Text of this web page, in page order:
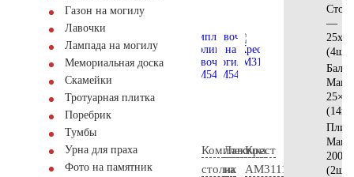
Газон на могилу
Лавочки
Лампада на могилу
Мемориальная доска
Скамейки
Тротуарная плитка
Поребрик
Тумбы
Урна для праха
Фото на памятник
Комплект
столик
Лавочка
на
Крест
AM3111
—
(4шт)
25×10
(2шт)